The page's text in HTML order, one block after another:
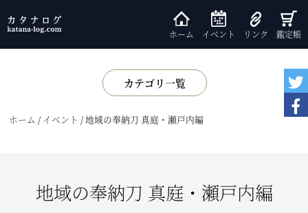
ホーム イベント リンク 鑑定帳
カテゴリ一覧
書籍
基礎知識
ホーム /イベント /地域の奉納刀 真庭・瀬戸内編
地域の奉納刀 真庭・瀬戸内編